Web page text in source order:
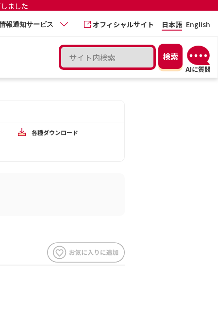
ました
報通知サービス オフィシャルサイト 日本語 English
各種ダウンロード